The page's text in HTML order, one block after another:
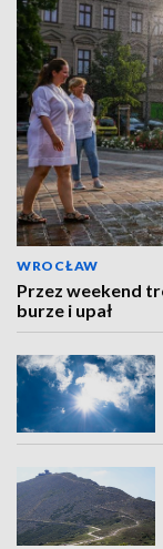
WROCŁAW
Przez weekend
burze i upał